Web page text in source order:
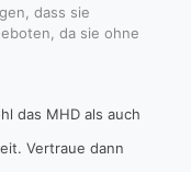
dass sie
da sie ohne
das MHD als auch
Vertraue dann